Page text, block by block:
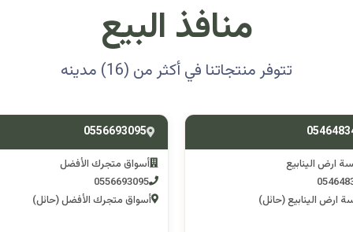
منافذ البيع
تتوفر منتجاتنا في أكثر من (16) مدينه
متجرك الأفضل
متجرك الأفضل (حائل)
0501314012
اسوق مكشات جو
0501314012
اسوق مكشات جو (الرصف)